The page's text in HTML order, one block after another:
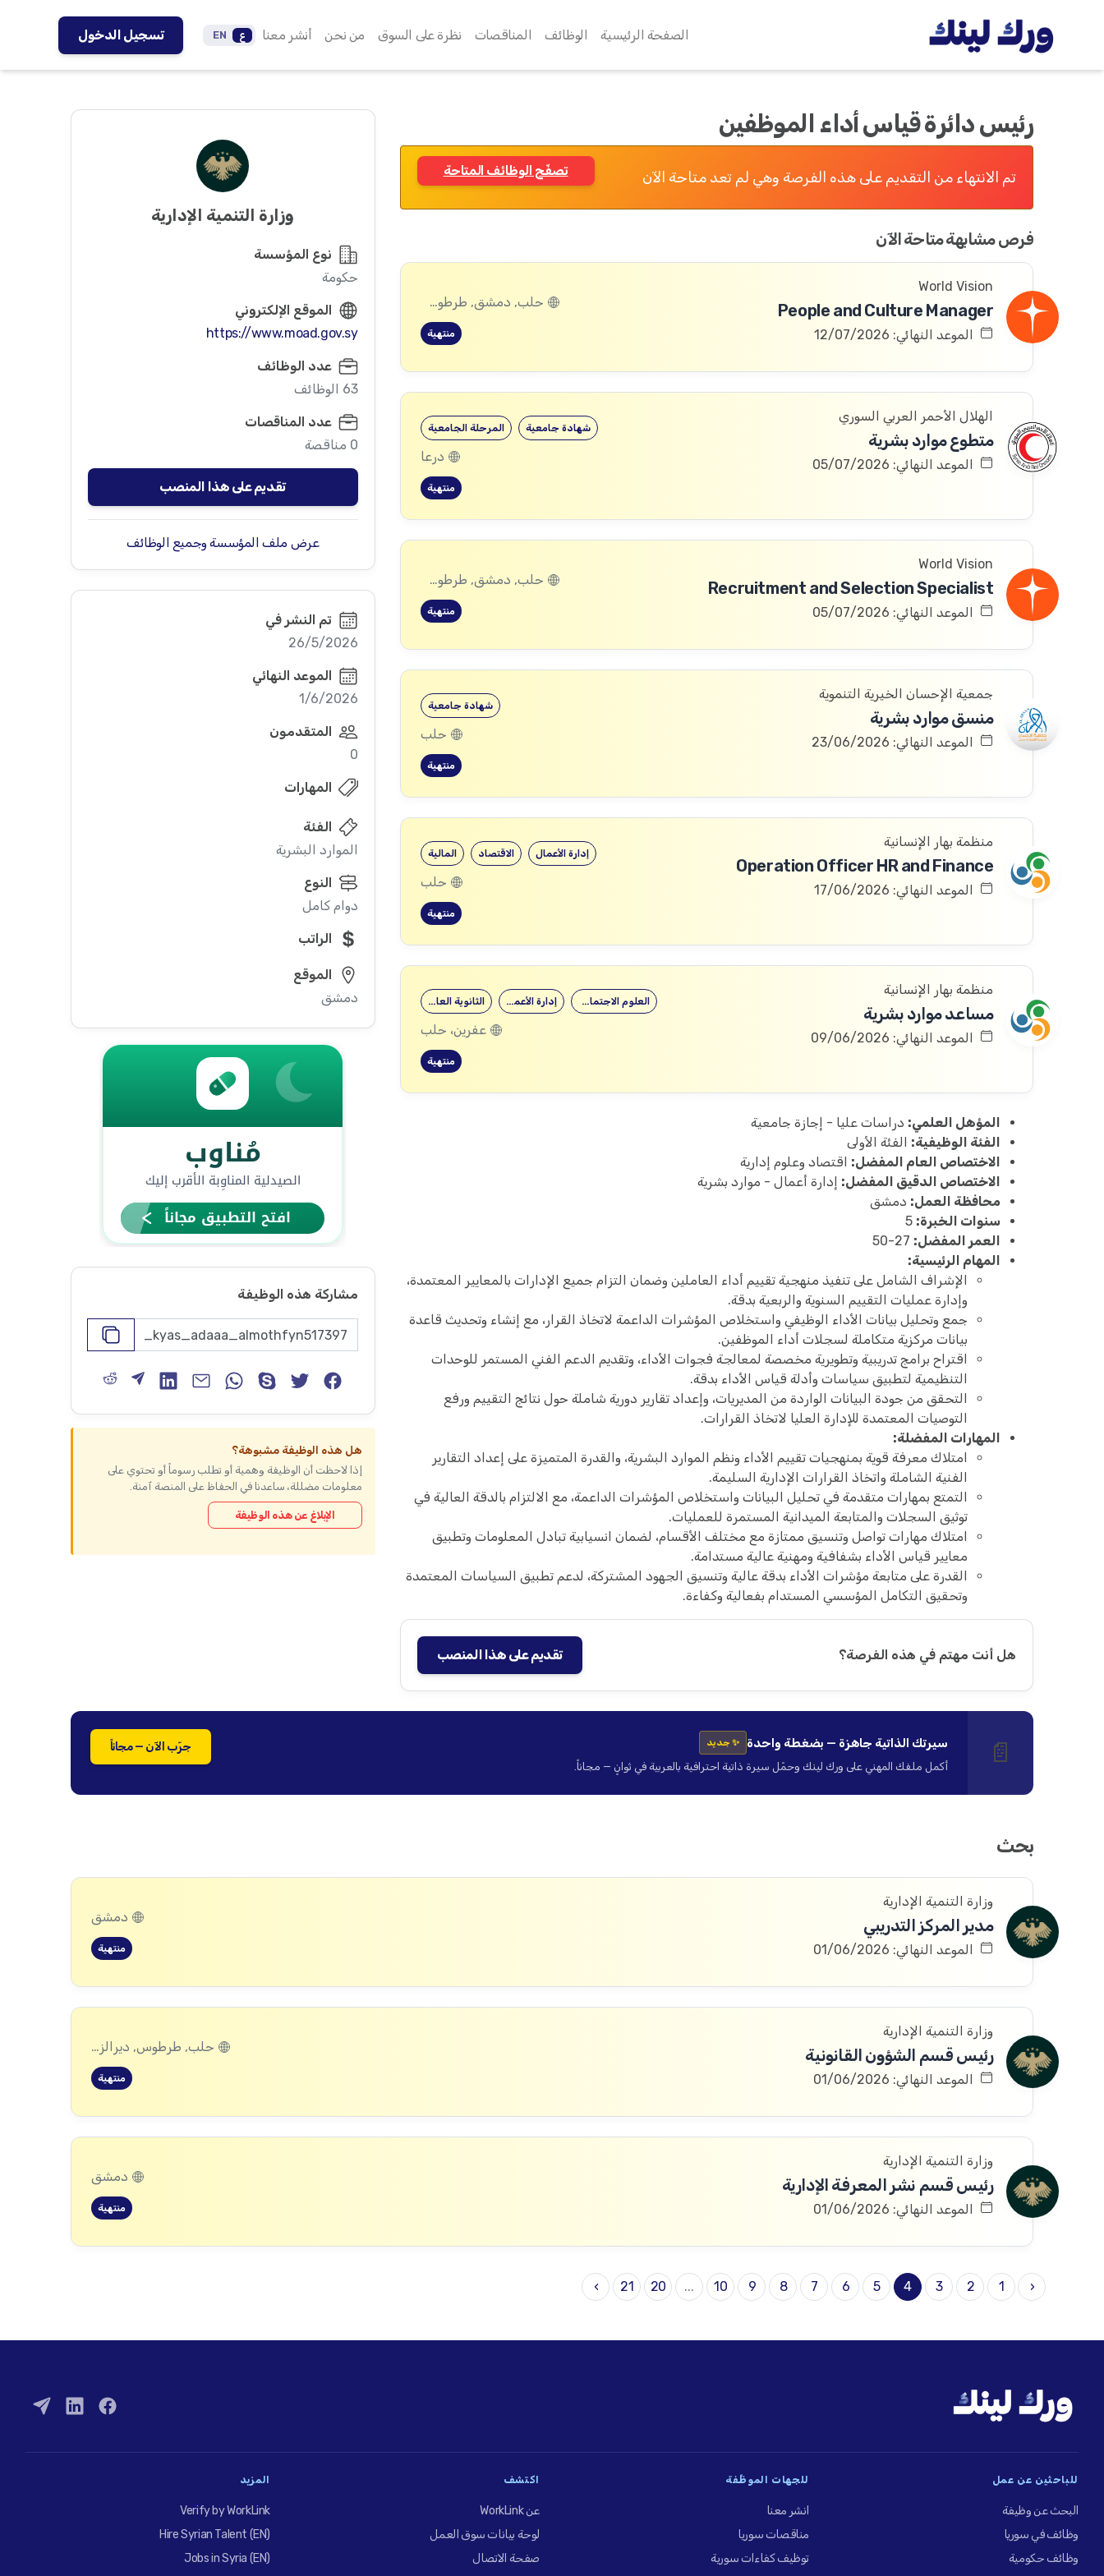
الصفحة الرئيسية الوظائف المناقصات نظرة على السوق من نحن أنشر معنا ع EN تسجيل الدخول
رئيس دائرة قياس أداء الموظفين
تم الانتهاء من التقديم على هذه الفرصة وهي لم تعد متاحة الآن تصفّح الوظائف المتاحة
فرص مشابهة متاحة الآن
World Vision
People and Culture Manager
الموعد النهائي: 12/07/2026
حلب, دمشق, طرطوس, ريف دمشق, ديرالزور, درعا, السويداء, إدلب, القنيطرة, اللاذقية, الرقة, حمص, الحسكة, حماة
منتهية
الهلال الأحمر العربي السوري
متطوع موارد بشرية
الموعد النهائي: 05/07/2026
المرحلة الجامعية شهادة جامعية
درعا
منتهية
World Vision
Recruitment and Selection Specialist
الموعد النهائي: 05/07/2026
حلب, دمشق, طرطوس, ريف دمشق, ديرالزور, درعا, السويداء, إدلب, القنيطرة, اللاذقية, الرقة, حمص, الحسكة, حماة
منتهية
جمعية الإحسان الخيرية التنموية
منسق موارد بشرية
الموعد النهائي: 23/06/2026
شهادة جامعية
حلب
منتهية
منظمة بهار الإنسانية
Operation Officer HR and Finance
الموعد النهائي: 17/06/2026
المالية الاقتصاد إدارة الأعمال
حلب
منتهية
منظمة بهار الإنسانية
مساعد موارد بشرية
الموعد النهائي: 09/06/2026
الثانوية العامة إدارة الأعمال العلوم الاجتماعية
عفرين، حلب
منتهية
المؤهل العلمي: دراسات عليا - إجازة جامعية
الفئة الوظيفية: الفئة الأولى
الاختصاص العام المفضل: اقتصاد وعلوم إدارية
الاختصاص الدقيق المفضل: إدارة أعمال - موارد بشرية
محافظة العمل: دمشق
سنوات الخبرة:
العمر المفضل:
المهام الرئيسية:
الإشراف الشامل على تنفيذ منهجية تقييم أداء العاملين وضمان التزام جميع الإدارات بالمعايير المعتمدة،
وإدارة عمليات التقييم السنوية والربعية بدقة.
جمع وتحليل بيانات الأداء الوظيفي واستخلاص المؤشرات الداعمة لاتخاذ القرار، مع إنشاء وتحديث قاعدة
بيانات مركزية متكاملة لسجلات أداء الموظفين.
اقتراح برامج تدريبية وتطويرية مخصصة لمعالجة فجوات الأداء، وتقديم الدعم الفني المستمر للوحدات
التنظيمية لتطبيق سياسات وأدلة قياس الأداء بدقة.
التحقق من جودة البيانات الواردة من المديريات، وإعداد تقارير دورية شاملة حول نتائج التقييم ورفع
التوصيات المعتمدة للإدارة العليا لاتخاذ القرارات.
المهارات المفضلة:
امتلاك معرفة قوية بمنهجيات تقييم الأداء ونظم الموارد البشرية، والقدرة المتميزة على إعداد التقارير
الفنية الشاملة واتخاذ القرارات الإدارية السليمة.
التمتع بمهارات متقدمة في تحليل البيانات واستخلاص المؤشرات الداعمة، مع الالتزام بالدقة العالية في
توثيق السجلات والمتابعة الميدانية المستمرة للعمليات.
امتلاك مهارات تواصل وتنسيق ممتازة مع مختلف الأقسام، لضمان انسيابية تبادل المعلومات وتطبيق
معايير قياس الأداء بشفافية ومهنية عالية مستدامة.
القدرة على متابعة مؤشرات الأداء بدقة عالية وتنسيق الجهود المشتركة، لدعم تطبيق السياسات المعتمدة
وتحقيق التكامل المؤسسي المستدام بفعالية وكفاءة.
هل أنت مهتم في هذه الفرصة؟ تقديم على هذا المنصب
وزارة التنمية الإدارية
نوع المؤسسة
حكومة
الموقع الإلكتروني
https://www.moad.gov.sy
عدد الوظائف
63 الوظائف
عدد المناقصات
0 مناقصة
تقديم على هذا المنصب
عرض ملف المؤسسة وجميع الوظائف
تم النشر في
26/5/2026
الموعد النهائي
1/6/2026
المتقدمون
0
المهارات
الفئة
الموارد البشرية
النوع
دوام كامل
الراتب
الموقع
دمشق
مشاركة هذه الوظيفة
هل هذه الوظيفة مشبوهة؟
إذا لاحظت أن الوظيفة وهمية أو تطلب رسوماً أو تحتوي على
معلومات مضللة، ساعدنا في الحفاظ على المنصة آمنة.
الإبلاغ عن هذه الوظيفة
📄 سيرتك الذاتية جاهزة — بضغطة واحدة ✨ جديد
أكمل ملفك المهني على ورك لينك وحمّل سيرة ذاتية احترافية بالعربية في ثوانٍ — مجاناً.
جرّب الآن — مجاناً
بحث
وزارة التنمية الإدارية
مدير المركز التدريبي
الموعد النهائي: 01/06/2026
دمشق
منتهية
وزارة التنمية الإدارية
رئيس قسم الشؤون القانونية
الموعد النهائي: 01/06/2026
حلب, طرطوس, ديرالزور, إدلب, اللاذقية, الرقة, حمص, حماة
منتهية
وزارة التنمية الإدارية
رئيس قسم نشر المعرفة الإدارية
الموعد النهائي: 01/06/2026
دمشق
منتهية
‹
1
2
3
4
5
6
7
8
9
10
...
20
21
›
للباحثين عن عمل
البحث عن وظيفة
وظائف في سوريا
وظائف حكومية
للجهات الموظِّفة
انشر معنا
مناقصات سوريا
توظيف كفاءات سورية
اكتشف
عن WorkLink
لوحة بيانات سوق العمل
صفحة الاتصال
المزيد
Verify by WorkLink
Hire Syrian Talent (EN)
Jobs in Syria (EN)